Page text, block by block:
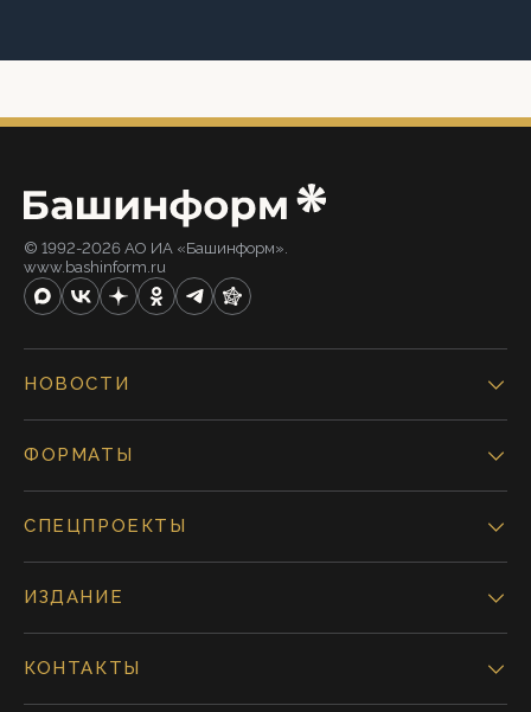
© 1992-2026 АО ИА «Башинформ».
www.bashinform.ru
НОВОСТИ
ФОРМАТЫ
СПЕЦПРОЕКТЫ
ИЗДАНИЕ
КОНТАКТЫ